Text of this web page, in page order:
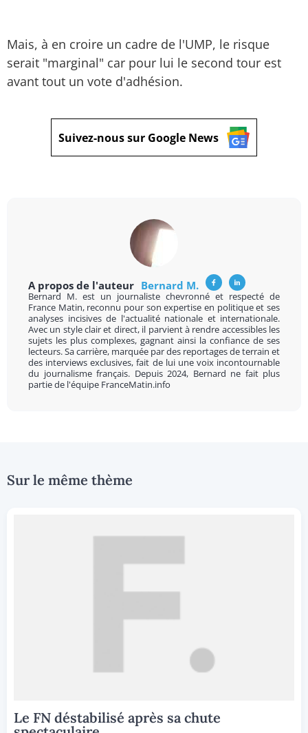
Mais, à en croire un cadre de l'UMP, le risque
serait "marginal" car pour lui le second tour est
avant tout un vote d'adhésion.
Suivez-nous sur Google News
A propos de l'auteur Bernard M.
Bernard M. est un journaliste chevronné et respecté de
France Matin, reconnu pour son expertise en politique et ses
analyses incisives de l'actualité nationale et internationale.
Avec un style clair et direct, il parvient à rendre accessibles les
sujets les plus complexes, gagnant ainsi la confiance de ses
lecteurs. Sa carrière, marquée par des reportages de terrain et
des interviews exclusives, fait de lui une voix incontournable
du journalisme français. Depuis 2024, Bernard ne fait plus
partie de l'équipe FranceMatin.info
Sur le même thème
Le FN déstabilisé après sa chute